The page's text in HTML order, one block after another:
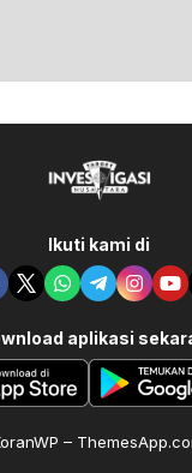
Ikuti kami di
aplikasi
–